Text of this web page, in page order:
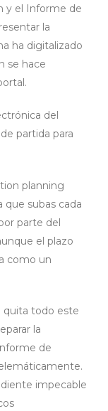
y el Informe de
la
ha digitalizado
se hace
del
partida para
que subas cada
parte del
el plazo
como un
quita todo este
la
de
impecable